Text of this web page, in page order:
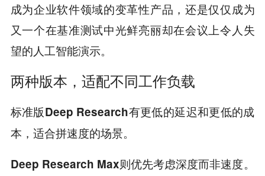
成为企业软件领域的变革性产品，还是仅仅成为
又一个在基准测试中光鲜亮丽却在会议上令人失
望的人工智能演示。
两种版本，适配不同工作负载
标准版Deep Research有更低的延迟和更低的成
本，适合拼速度的场景。
Deep Research Max则优先考虑深度而非速度。